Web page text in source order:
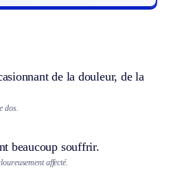
de la douleur, de la
dos.
beaucoup souffrir.
affecté.